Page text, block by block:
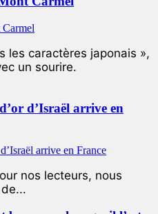
les caractères japonais »,
un sourire.
d’Israël arrive en
nos lecteurs, nous